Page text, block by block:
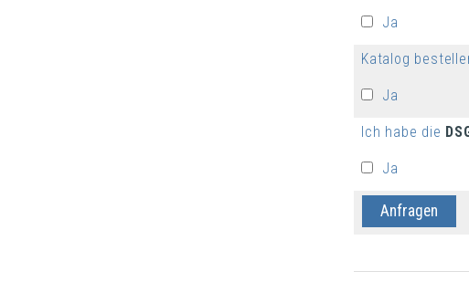
Ja
Katalog
Ja
Ich habe die
Ja